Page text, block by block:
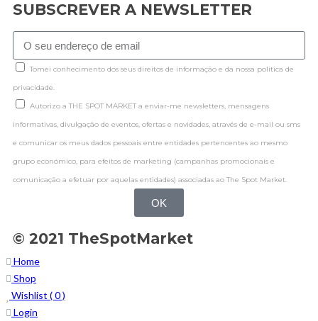
SUBSCREVER A NEWSLETTER
Tomei conhecimento dos seus direitos de informação e da nossa politica de
privacidade.
Autorizo a THE SPOT MARKET a enviar-me newsletters, mensagens
informativas, divulgação de eventos, ofertas e novidades, através de e-mail ou sms
e comunicar os meus dados pessoais entre entidades pertencentes ao mesmo
grupo económico, para efeitos de marketing (campanhas promocionais e
comunicação a efetuar por aquelas entidades) associadas ao The Spot Market.
OK
© 2021 TheSpotMarket
Home
Shop
Wishlist (0)
Login